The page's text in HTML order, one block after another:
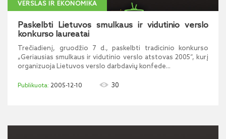
VERSLAS IR EKONOMIKA
Paskelbti Lietuvos smulkaus ir vidutinio verslo
konkurso laureatai
Trečiadienį, gruodžio 7 d., paskelbti tradicinio konkurso
„Geriausias smulkaus ir vidutinio verslo atstovas 2005“, kurį
organizuoja Lietuvos verslo darbdavių konfede...
2005-12-10 30